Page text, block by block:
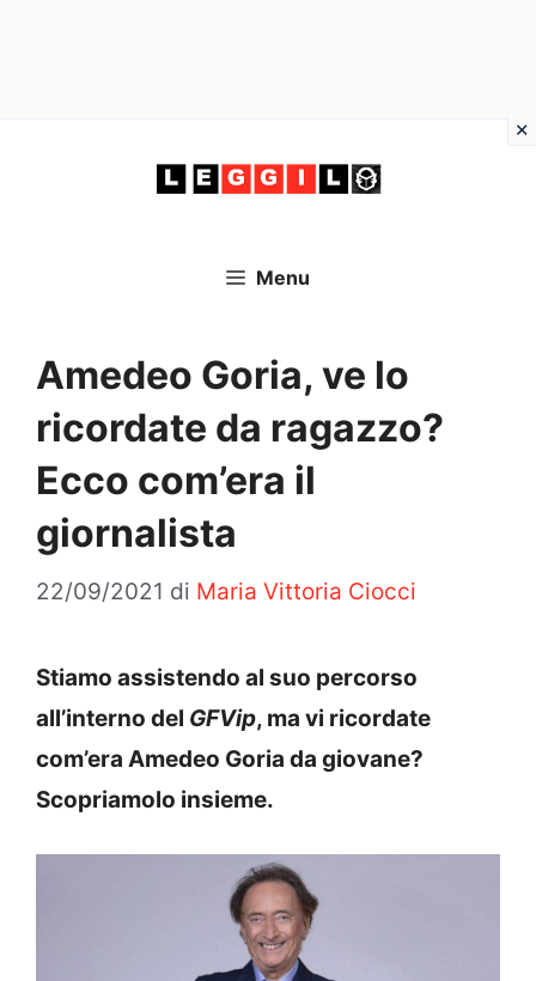
Menu
Amedeo Goria, ve lo
ricordate da ragazzo?
Ecco com’era il
giornalista
22/09/2021 di Maria Vittoria Ciocci
Stiamo assistendo al suo percorso
all’interno del GFVip, ma vi ricordate
com’era Amedeo Goria da giovane?
Scopriamolo insieme.